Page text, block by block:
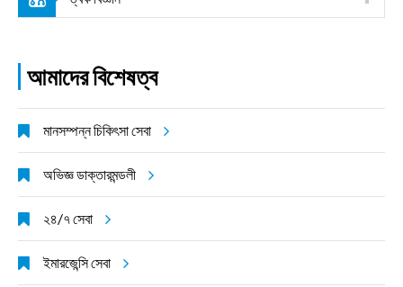
আমাদের বিশেষত্ব
মানসম্পন্ন চিকিৎসা সেবা
অভিজ্ঞ ডাক্তারমন্ডলী
২৪/৭ সেবা
ইমারজেন্সি সেবা